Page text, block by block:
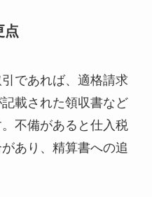
点
であれば、適格請求
載された領収書など
不備があると仕入税
あり、精算書への追